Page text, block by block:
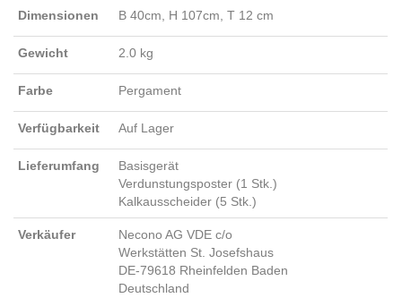
Dimensionen B 40cm, H 107cm, T 12 cm
Gewicht 2.0 kg
Farbe Pergament
Verfügbarkeit Auf Lager
Lieferumfang
Basisgerät
Verdunstungsposter (1 Stk.)
Kalkausscheider (5 Stk.)
Verkäufer
Necono AG VDE c/o
Werkstätten St. Josefshaus
DE-79618 Rheinfelden Baden
Deutschland